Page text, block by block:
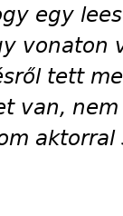
egy
vonaton
tett
van,